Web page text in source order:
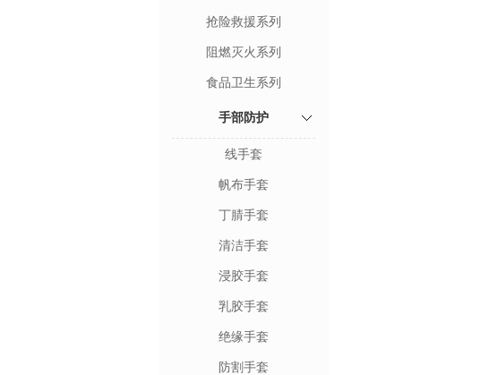
抢险救援系列
阻燃灭火系列
食品卫生系列
手部防护
线手套
帆布手套
丁腈手套
清洁手套
浸胶手套
乳胶手套
绝缘手套
防割手套